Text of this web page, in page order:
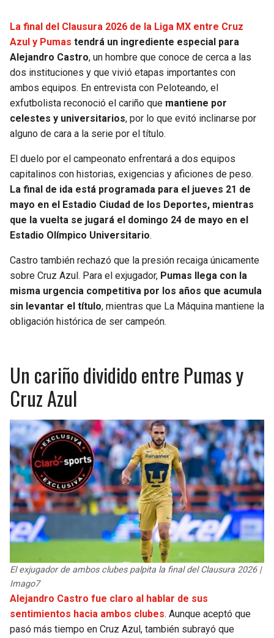
RAMS
49ERS
SEAHAWKS
LIONS
PACKERS
VIKINGS
ROCKETS
GRIZZLIES
PELICANS
NUGGETS
TIMBERWOLVES
THUNDER
La final del Clausura 2026 de la Liga MX entre Cruz
Azul y Pumas tendrá un ingrediente especial para
Alejandro Castro, un hombre que conoce de cerca a las
dos instituciones y que vivió etapas importantes con
ambos equipos. En entrevista con Peloteando, el
exfutbolista reconoció el cariño que mantiene por
celestes y universitarios, por lo que evitó inclinarse por
alguno de cara a la serie por el título.
El duelo por el campeonato enfrentará a dos equipos
capitalinos con historias, exigencias y aficiones de peso.
La final de ida está programada para el jueves 21 de
mayo en el Estadio Ciudad de los Deportes, mientras
que la vuelta se jugará el domingo 24 de mayo en el
Estadio Olímpico Universitario.
Castro también rechazó que la presión recaiga únicamente
sobre Cruz Azul. Para el exjugador, Pumas llega con la
misma urgencia competitiva por los años que acumula
sin levantar el título, mientras que La Máquina mantiene la
obligación histórica de ser campeón.
Un cariño dividido entre Pumas y
Cruz Azul
El exjugador de ambos clubes palpita la final del Clausura 2026 |
Imago7
Alejandro Castro fue claro al hablar de sus
sentimientos hacia ambos clubes. Aunque aceptó que
pasó más tiempo en Cruz Azul, también subrayó que